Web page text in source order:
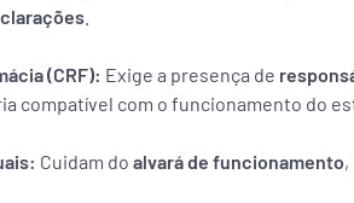
(CRF): Exige a presença de
compatível com o funcionamento do
Cuidam do alvará de funcionamento